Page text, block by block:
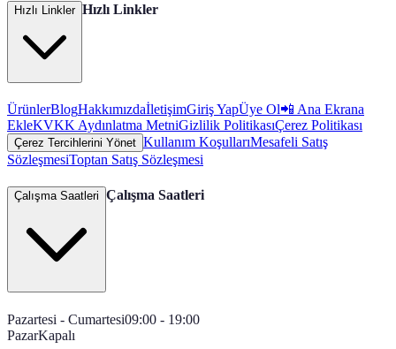
Hızlı Linkler Hızlı Linkler
ÜrünlerBlogHakkımızdaİletişimGiriş YapÜye Ol📲 Ana Ekrana
EkleKVKK Aydınlatma MetniGizlilik PolitikasıÇerez Politikası
Çerez Tercihlerini Yönet Kullanım KoşullarıMesafeli Satış
SözleşmesiToptan Satış Sözleşmesi
Çalışma Saatleri Çalışma Saatleri
Pazartesi - Cumartesi09:00 - 19:00
PazarKapalı